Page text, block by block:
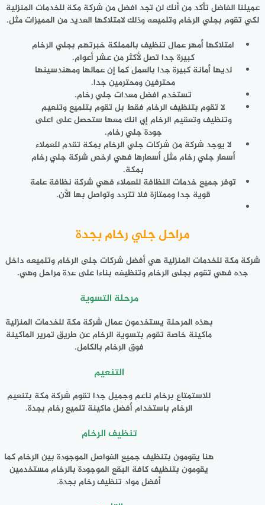
عميلنا الفاضل تأكد من أنك لن تجد افضل من شركة مكة للخدمات المنزلية
لكي تقوم بجلي الرخام وتلميعه وذلك لامتلاكها العديد من المميزات مثل.
امتلاكها أمهر عمال تنظيف بالمملكة خبرتهم بجلي الرخام
كبيرة جدا تصل لأكثر من عشر أعوام.
لديها أمانة كبيرة جدا بالعمل كما إن عمالها ومهندسينها
محترفين ومحترمين جدا.
تستخدم افضل معدات جلي رخام.
لا تقوم بتنظيف الرخام فقط بل تقوم بتلميع وتنعيم
وتنظيف وتعقيم الرخام إي انك معها ستحصل على اعلى
جودة جلي رخام.
لا يوجد شركة من شركات جلي الرخام بمكة تقدم للعملاء
أسعار جلي رخام مثل أسعارها فهي ارخص شركة جلي رخام
بمكة.
توفر جميع خدمات النظافة للعملاء فهي شركة نظافة عامة
قوية جدا وممتازة فلا تتردد وتواصل بها الأن.
مراحل جلي رخام بجدة
شركة مكة للخدمات المنزلية هي أفضل شركات جلى الرخام وتلميعه داخل
جده فهي تقوم بجلى الرخام وتنظيفه بناءا على عدة مراحل وهي.
مرحلة التسوية
بهذه المرحلة يستخدمون عمال شركة مكة للخدمات المنزلية
ماكينة خاصة تقوم بتسوية الرخام عن طريق تمرير الماكينة
فوق الرخام بالكامل.
التنعيم
للاستمتاع برخام ناعم وجميل جدا تقوم شركة مكة بتنعيم
الرخام باستخدام أفضل ماكينة تلميع رخام بجدة.
تنظيف الرخام
هنا يقومون بتنظيف جميع الفواصل الموجودة بين الرخام كما
يقومون بتنظيف كافة البقع الموجودة بالرخام مستخدمين
أفضل مواد تنظيف رخام بجدة.